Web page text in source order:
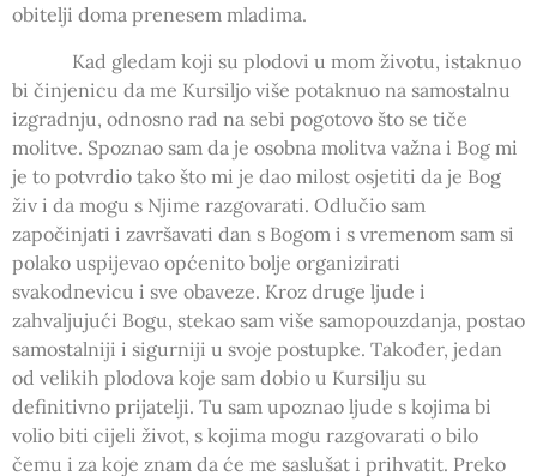
obitelji doma prenesem mladima.
Kad gledam koji su plodovi u mom životu, istaknuo
bi činjenicu da me Kursiljo više potaknuo na samostalnu
izgradnju, odnosno rad na sebi pogotovo što se tiče
molitve. Spoznao sam da je osobna molitva važna i Bog mi
je to potvrdio tako što mi je dao milost osjetiti da je Bog
živ i da mogu s Njime razgovarati. Odlučio sam
započinjati i završavati dan s Bogom i s vremenom sam si
polako uspijevao općenito bolje organizirati
svakodnevicu i sve obaveze. Kroz druge ljude i
zahvaljujući Bogu, stekao sam više samopouzdanja, postao
samostalniji i sigurniji u svoje postupke. Također, jedan
od velikih plodova koje sam dobio u Kursilju su
definitivno prijatelji. Tu sam upoznao ljude s kojima bi
volio biti cijeli život, s kojima mogu razgovarati o bilo
čemu i za koje znam da će me saslušat i prihvatit. Preko